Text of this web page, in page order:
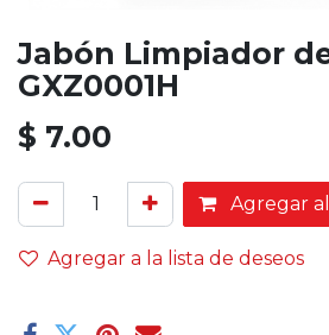
Jabón Limpiador
GXZ0001H
$ 7.00
Agregar
Agregar a la lista de deseos